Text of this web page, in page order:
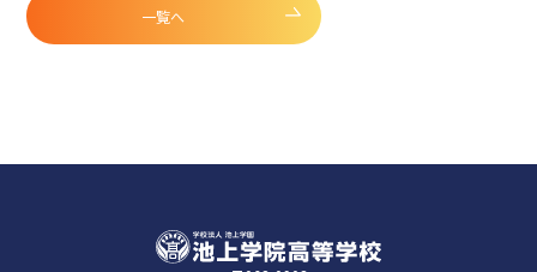
一覧へ